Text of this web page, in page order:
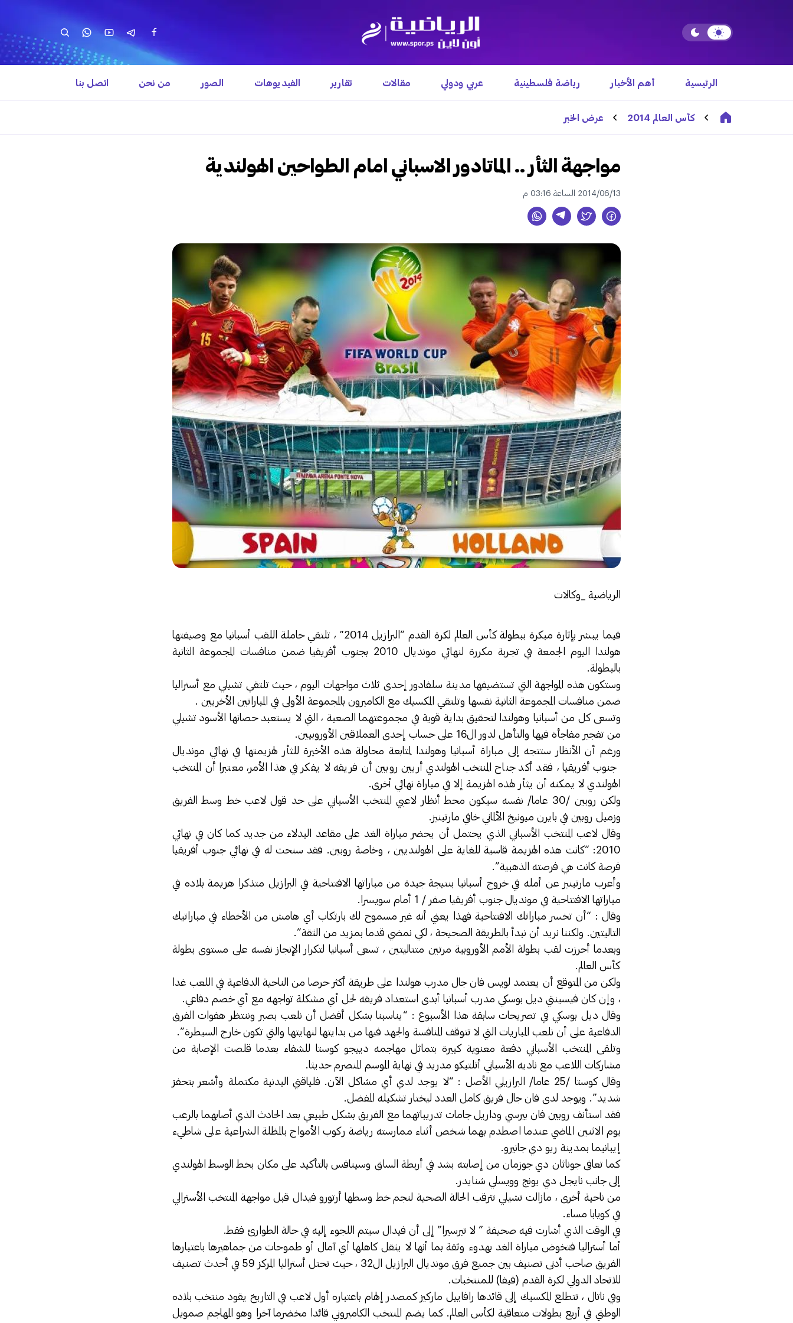
الرئيسية أهم الأخبار رياضة فلسطينية عربي ودولي مقالات تقارير الفيديوهات الصور من نحن اتصل بنا
كأس العالم 2014 عرض الخبر
مواجهة الثأر .. الماتادور الاسباني امام الطواحين الهولندية
2014/06/13 الساعة 03:16 م
الرياضية _وكالات
فيما يبشر بإثارة مبكرة ببطولة كأس العالم لكرة القدم “البرازيل 2014″ ، تلتقي حاملة اللقب أسبانيا مع وصيفتها
هولندا اليوم الجمعة في تجربة مكررة لنهائي مونديال 2010 بجنوب أفريقيا ضمن منافسات المجموعة الثانية
بالبطولة.
وستكون هذه المواجهة التي تستضيفها مدينة سلفادور إحدى ثلاث مواجهات اليوم ، حيث تلتقي تشيلي مع أستراليا
ضمن منافسات المجموعة الثانية نفسها وتلتقي المكسيك مع الكاميرون بالمجموعة الأولى في المباراتين الأخريين .
وتسعى كل من أسبانيا وهولندا لتحقيق بداية قوية في مجموعتهما الصعبة ، التي لا يستعبد حصانها الأسود تشيلي
من تفجير مفاجأة فيها والتأهل لدور ال16 على حساب إحدى العملاقين الأوروبيين.
ورغم أن الأنظار ستتجه إلى مباراة أسبانيا وهولندا لمتابعة محاولة هذه الأخيرة للثأر لهزيمتها في نهائي مونديال
جنوب أفريقيا ، فقد أكد جناح المنتخب الهولندي أريين روبين أن فريقه لا يفكر في هذا الأمر، معتبرا أن المنتخب
الهولندي لا يمكنه أن يثأر لهذه الهزيمة إلا في مباراة نهائي أخرى.
ولكن روبين /30 عاما/ نفسه سيكون محط أنظار لاعبي المنتخب الأسباني على حد قول لاعب خط وسط الفريق
وزميل روبين في بايرن ميونيخ الألماني خافي مارتينيز.
وقال لاعب المنتخب الأسباني الذي يحتمل أن يحضر مباراة الغد على مقاعد البدلاء من جديد كما كان في نهائي
2010: “كانت هذه الهزيمة قاسية للغاية على الهولنديين ، وخاصة روبين. فقد سنحت له في نهائي جنوب أفريقيا
فرصة كانت هي فرصته الذهبية”.
وأعرب مارتينيز عن أمله في خروج أسبانيا بنتيجة جيدة من مباراتها الافتتاحية في البرازيل متذكرا هزيمة بلاده في
مباراتها الافتتاحية في مونديال جنوب أفريقيا صفر / 1 أمام سويسرا.
وقال : “أن تخسر مباراتك الافتتاحية فهذا يعني أنه غير مسموح لك بارتكاب أي هامش من الأخطاء في مباراتيك
التاليتين. ولكننا نريد أن نبدأ بالطريقة الصحيحة ، لكي نمضي قدما بمزيد من الثقة”.
وبعدما أحرزت لقب بطولة الأمم الأوروبية مرتين متتاليتين ، تسعى أسبانيا لتكرار الإنجاز نفسه على مستوى بطولة
كأس العالم.
ولكن من المتوقع أن يعتمد لويس فان جال مدرب هولندا على طريقة أكثر حرصا من الناحية الدفاعية في اللعب غدا
، وإن كان فيسينتي ديل بوسكي مدرب أسبانيا أبدى استعداد فريقه لحل أي مشكلة تواجهه مع أي خصم دفاعي.
وقال ديل بوسكي في تصريحات سابقة هذا الأسبوع : “يناسبنا بشكل أفضل أن نلعب بصبر وننتظر هفوات الفرق
الدفاعية على أن نلعب المباريات التي لا تتوقف المنافسة والجهد فيها من بدايتها لنهايتها والتي تكون خارج السيطرة”.
وتلقى المنتخب الأسباني دفعة معنوية كبيرة بتماثل مهاجمه دييجو كوستا للشفاء بعدما قلصت الإصابة من
مشاركات اللاعب مع ناديه الأسباني أتلتيكو مدريد في نهاية الموسم المنصرم حديثا.
وقال كوستا /25 عاما/ البرازيلي الأصل : “لا يوجد لدي أي مشاكل الآن. فلياقتي البدنية مكتملة وأشعر بتحفز
شديد”. ويوجد لدى فان جال فريق كامل العدد ليختار تشكيله المفضل.
فقد استأنف روبين فان بيرسي وداريل جامات تدريباتهما مع الفريق بشكل طبيعي بعد الحادث الذي أصابهما بالرعب
يوم الاثنين الماضي عندما اصطدم بهما شخص أثناء ممارسته رياضة ركوب الأمواج بالمظلة الشراعية على شاطيء
إيبانيما بمدينة ريو دي جانيرو.
كما تعافى جوناثان دي جوزمان من إصابته بشد في أربطة الساق وسينافس بالتأكيد على مكان بخط الوسط الهولندي
إلى جانب نايجل دي يونج وويسلي شنايدر.
من ناحية أخرى ، مازالت تشيلي تترقب الحالة الصحية لنجم خط وسطها أرتورو فيدال قبل مواجهة المنتخب الأسترالي
في كويابا مساء.
في الوقت الذي أشارت فيه صحيفة ” لا تيرسيرا” إلى أن فيدال سيتم اللجوء إليه في حالة الطوارئ فقط.
أما أستراليا فتخوض مباراة الغد بهدوء وثقة بما أنها لا يثقل كاهلها أي آمال أو طموحات من جماهيرها باعتبارها
الفريق صاحب أدنى تصنيف بين جميع فرق مونديال البرازيل ال32 ، حيث تحتل أستراليا المركز 59 في أحدث تصنيف
للاتحاد الدولي لكرة القدم (فيفا) للمنتخبات.
وفي ناتال ، تتطلع المكسيك إلى قائدها رافاييل ماركيز كمصدر إلهام باعتباره أول لاعب في التاريخ يقود منتخب بلاده
الوطني في أربع بطولات متعاقبة لكأس العالم. كما يضم المنتخب الكاميروني قائدا مخضرما آخرا وهو المهاجم صمويل